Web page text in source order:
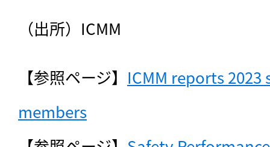
（出所）ICMM
【参照ページ】 ICMM reports
members